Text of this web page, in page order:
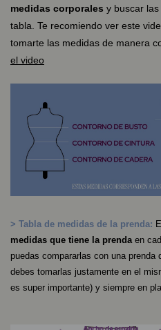
medidas corporales y buscar
tabla. Te recomiendo ver este
tomarte las medidas de manera
el video
> Tabla de medidas de la prenda:
medidas que tiene la prenda en
puedas compararlas con una
debes tomarlas justamente en el
es super importante) y siempre en